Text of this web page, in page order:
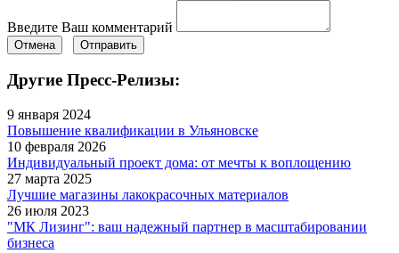
Введите Ваш комментарий
Отмена Отправить
Другие Пресс-Релизы:
9 января 2024
Повышение квалификации в Ульяновске
10 февраля 2026
Индивидуальный проект дома: от мечты к воплощению
27 марта 2025
Лучшие магазины лакокрасочных материалов
26 июля 2023
"МК Лизинг": ваш надежный партнер в масштабировании
бизнеса